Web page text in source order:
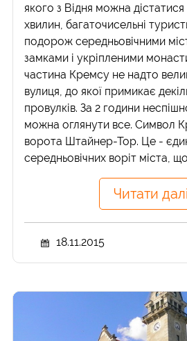
якого з Відня можна
хвилин, багаточисельні
подорож середньовічними
замками і укріпленими
частина Кремсу не надто
вулиця, до якої примикає
провулків. За 2 години
можна оглянути все. Символ
ворота Штайнер-Тор. Це -
середньовічних воріт міста,
Читати
18.11.2015